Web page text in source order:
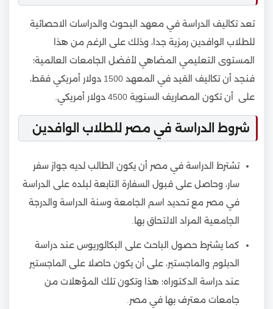
تعد تكاليف الدراسة في معهد البحوث والدراسات الاحصائية
للطلاب الوافدين رمزية جدا، وذلك على الرغم من هذا
المستوى التعليمي المضاهي لأفضل الجامعات العالمية؛
فنجد أن تكاليف القيد في المعهد 1500 دولار أمريكي فقط،
على أن تكون المصاريف السنوية 4500 دولار أمريكي.
شروط الدراسة في مصر للطلاب الوافدين
تشترط الدراسة في مصر أن يكون الطالب لديه جواز سفر
سار، وحاصل على قبول السفارة التابعة لبلده على الدراسة
في مصر مع تحديد اسم الجامعة وسنة الدراسة والدرجة
الجامعية المراد الالتحاق بها.
كما يشترط حصول الباحث على البكالوريوس عند دراسة
الدبلوم والماجستير، على أن يكون حاصلا على الماجستير
عند دراسة الدكتوراه؛ هذا وتكون تلك المؤهلات من
جامعات معترف بها في مصر.